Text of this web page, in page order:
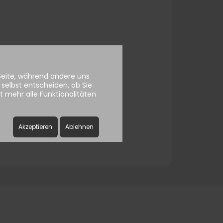
während andere uns
entscheiden, ob Sie
mehr alle Funktionalitäten
Akzeptieren Ablehnen